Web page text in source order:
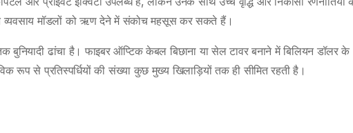
व्यवसाय मॉडलों को ऋण देने में संकोच महसूस कर सकते हैं।
बुनियादी ढांचा है। फाइबर ऑप्टिक केबल बिछाना या सेल टावर बनाने में बिलियन डॉलर के
रूप से प्रतिस्पर्धियों की संख्या कुछ मुख्य खिलाड़ियों तक ही सीमित रहती है।